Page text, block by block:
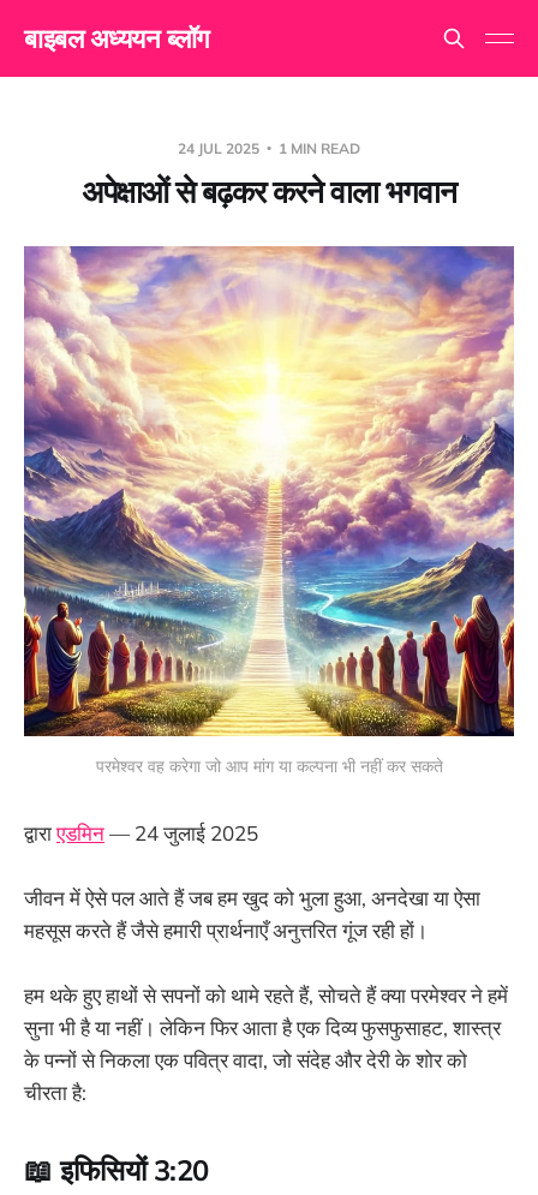
बाइबल अध्ययन ब्लॉग
24 JUL 2025 1 MIN READ
अपेक्षाओं से बढ़कर करने वाला भगवान
परमेश्वर वह करेगा जो आप मांग या कल्पना भी नहीं कर सकते
द्वाराएडमिन— 24 जुलाई 2025
जीवन में ऐसे पल आते हैं जब हम खुद को भुला हुआ, अनदेखा या ऐसा
महसूस करते हैं जैसे हमारी प्रार्थनाएँ अनुत्तरित गूंज रही हों।
हम थके हुए हाथों से सपनों को थामे रहते हैं, सोचते हैं क्या परमेश्वर ने हमें
सुना भी है या नहीं। लेकिन फिर आता है एक दिव्य फुसफुसाहट, शास्त्र
के पन्नों से निकला एक पवित्र वादा, जो संदेह और देरी के शोर को
चीरता है:
📖 इफिसियों 3:20